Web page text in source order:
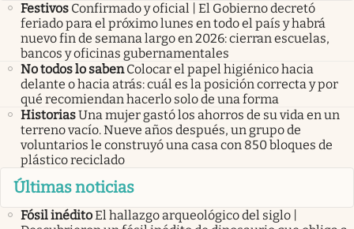
Festivos Confirmado y oficial | El Gobierno decretó
feriado para el próximo lunes en todo el país y habrá
nuevo fin de semana largo en 2026: cierran escuelas,
bancos y oficinas gubernamentales
No todos lo saben Colocar el papel higiénico hacia
delante o hacia atrás: cuál es la posición correcta y por
qué recomiendan hacerlo solo de una forma
HistoriasUna mujer gastó los ahorros de su vida en un
terreno vacío. Nueve años después, un grupo de
voluntarios le construyó una casa con 850 bloques de
plástico reciclado
Últimas noticias
Fósil inéditoEl hallazgo arqueológico del siglo |